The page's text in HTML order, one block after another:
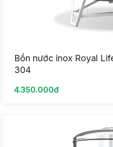
Bồn nước inox Royal
304
4.350.000đ